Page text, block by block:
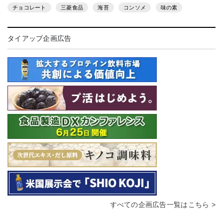
チョコレート 三菱食品 海苔 コンソメ 味の素
タイアップ企画広告
すべての企画広告一覧はこちら >